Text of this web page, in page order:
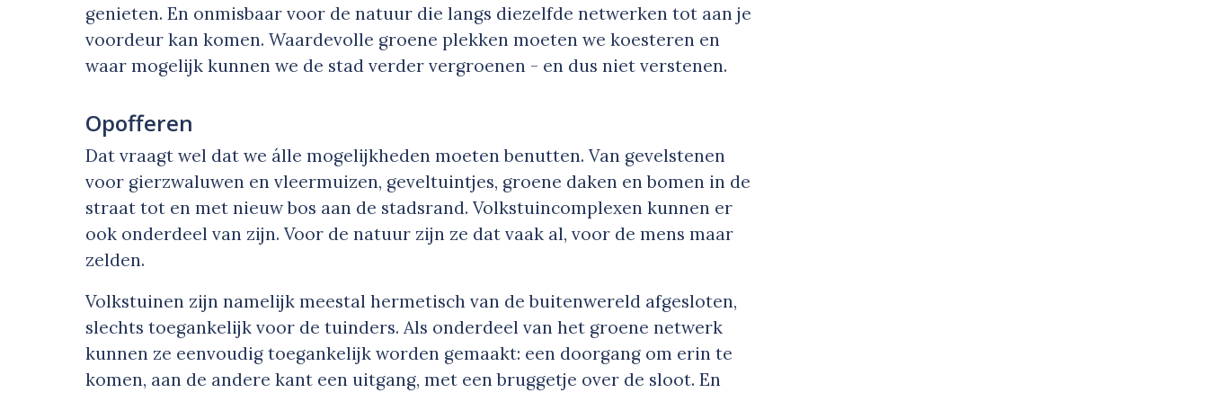
genieten. En onmisbaar voor de natuur die langs diezelfde netwerken tot aan je
voordeur kan komen. Waardevolle groene plekken moeten we koesteren en
waar mogelijk kunnen we de stad verder vergroenen - en dus niet verstenen.
Opofferen
Dat vraagt wel dat we álle mogelijkheden moeten benutten. Van gevelstenen
voor gierzwaluwen en vleermuizen, geveltuintjes, groene daken en bomen in de
straat tot en met nieuw bos aan de stadsrand. Volkstuincomplexen kunnen er
ook onderdeel van zijn. Voor de natuur zijn ze dat vaak al, voor de mens maar
zelden.
Volkstuinen zijn namelijk meestal hermetisch van de buitenwereld afgesloten,
slechts toegankelijk voor de tuinders. Als onderdeel van het groene netwerk
kunnen ze eenvoudig toegankelijk worden gemaakt: een doorgang om erin te
komen, aan de andere kant een uitgang, met een bruggetje over de sloot. En